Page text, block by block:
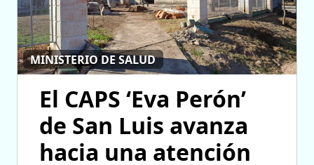
MINISTERIO DE SALUD
El CAPS ‘Eva Perón’
de San Luis avanza
hacia una atención